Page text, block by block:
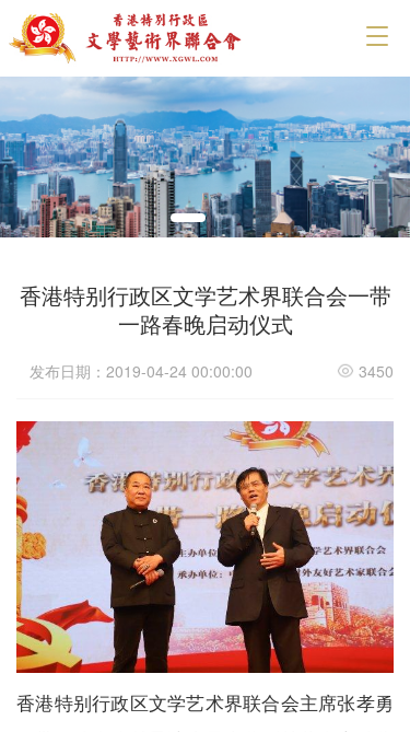
T
g
l
e
n
a
i
t
n
香港特别行政区文学艺术界联合会一带
一路春晚启动仪式
发布日期：2019-04-24 00:00:00 3450
香港特别行政区文学艺术界联合会主席张孝勇